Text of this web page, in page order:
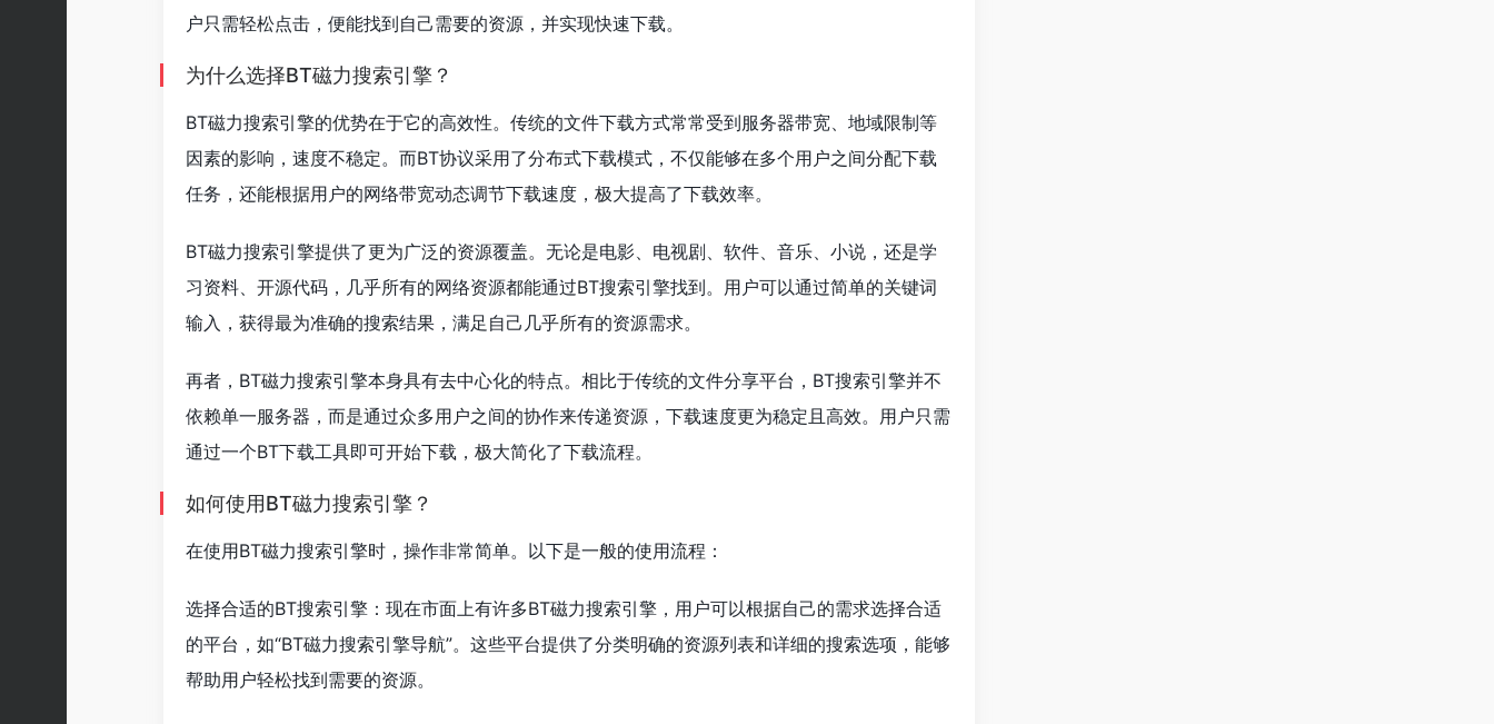
户只需轻松点击，便能找到自己需要的资源，并实现快速下载。
为什么选择BT磁力搜索引擎？
BT磁力搜索引擎的优势在于它的高效性。传统的文件下载方式常常受到服务器带宽、地域限制等
因素的影响，速度不稳定。而BT协议采用了分布式下载模式，不仅能够在多个用户之间分配下载
任务，还能根据用户的网络带宽动态调节下载速度，极大提高了下载效率。
BT磁力搜索引擎提供了更为广泛的资源覆盖。无论是电影、电视剧、软件、音乐、小说，还是学
习资料、开源代码，几乎所有的网络资源都能通过BT搜索引擎找到。用户可以通过简单的关键词
输入，获得最为准确的搜索结果，满足自己几乎所有的资源需求。
再者，BT磁力搜索引擎本身具有去中心化的特点。相比于传统的文件分享平台，BT搜索引擎并不
依赖单一服务器，而是通过众多用户之间的协作来传递资源，下载速度更为稳定且高效。用户只需
通过一个BT下载工具即可开始下载，极大简化了下载流程。
如何使用BT磁力搜索引擎？
在使用BT磁力搜索引擎时，操作非常简单。以下是一般的使用流程：
选择合适的BT搜索引擎：现在市面上有许多BT磁力搜索引擎，用户可以根据自己的需求选择合适
的平台，如“BT磁力搜索引擎导航”。这些平台提供了分类明确的资源列表和详细的搜索选项，能够
帮助用户轻松找到需要的资源。